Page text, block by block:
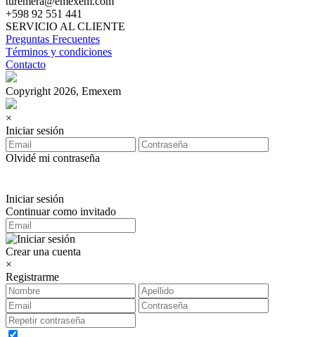
+598 92 551 441
SERVICIO AL CLIENTE
Preguntas Frecuentes
Términos y condiciones
Contacto
Copyright 2026, Emexem
×
Iniciar sesión
Olvidé mi contraseña
Iniciar sesión
Continuar como invitado
Crear una cuenta
×
Registrarme